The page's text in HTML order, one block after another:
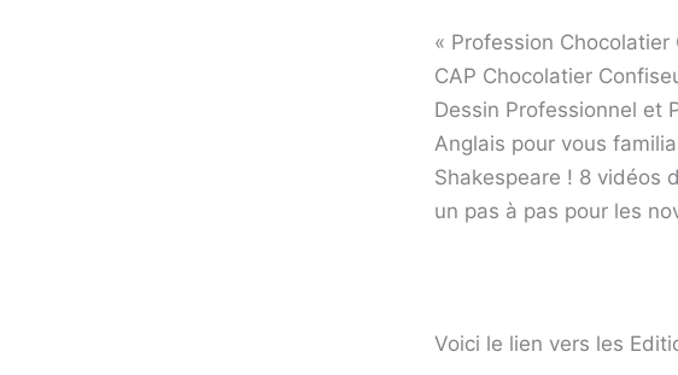
« Profession
CAP Chocolatier
Dessin Professionnel et
Anglais pour vous
Shakespeare ! 8 vidéos
un pas à pas pour les
Voici le lien vers les